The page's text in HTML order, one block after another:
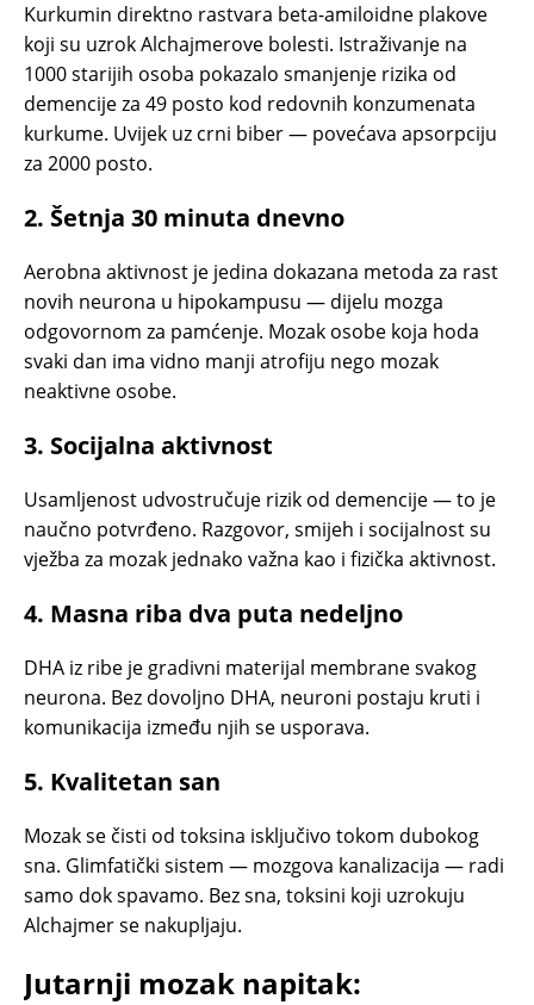
Kurkumin direktno rastvara beta-amiloidne plakove
koji su uzrok Alchajmerove bolesti. Istraživanje na
1000 starijih osoba pokazalo smanjenje rizika od
demencije za 49 posto kod redovnih konzumenata
kurkume. Uvijek uz crni biber — povećava apsorpciju
za 2000 posto.
2. Šetnja 30 minuta dnevno
Aerobna aktivnost je jedina dokazana metoda za rast
novih neurona u hipokampusu — dijelu mozga
odgovornom za pamćenje. Mozak osobe koja hoda
svaki dan ima vidno manji atrofiju nego mozak
neaktivne osobe.
3. Socijalna aktivnost
Usamljenost udvostručuje rizik od demencije — to je
naučno potvrđeno. Razgovor, smijeh i socijalnost su
vježba za mozak jednako važna kao i fizička aktivnost.
4. Masna riba dva puta nedeljno
DHA iz ribe je gradivni materijal membrane svakog
neurona. Bez dovoljno DHA, neuroni postaju kruti i
komunikacija između njih se usporava.
5. Kvalitetan san
Mozak se čisti od toksina isključivo tokom dubokog
sna. Glimfatički sistem — mozgova kanalizacija — radi
samo dok spavamo. Bez sna, toksini koji uzrokuju
Alchajmer se nakupljaju.
Jutarnji mozak napitak: